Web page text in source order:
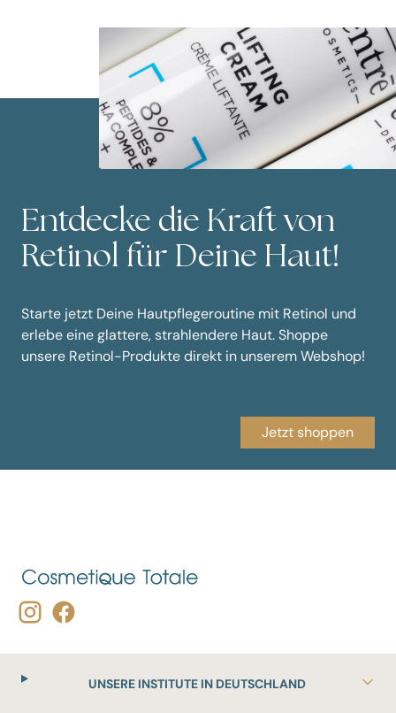
Entdecke die Kraft von
Retinol für Deine Haut!
Starte jetzt Deine Hautpflegeroutine mit Retinol und
erlebe eine glattere, strahlendere Haut. Shoppe
unsere Retinol-Produkte direkt in unserem Webshop!
Jetzt shoppen
UNSERE INSTITUTE IN DEUTSCHLAND